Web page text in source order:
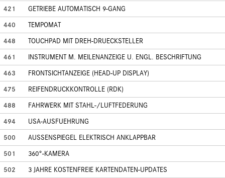
421
GETRIEBE AUTOMATISCH 9-GANG
440
TEMPOMAT
448
TOUCHPAD MIT DREH-DRUECKSTELLER
461
INSTRUMENT M. MEILENANZEIGE U. ENGL. BESCHRIFTUNG
463
FRONTSICHTANZEIGE (HEAD-UP DISPLAY)
475
REIFENDRUCKKONTROLLE (RDK)
488
FAHRWERK MIT STAHL-/LUFTFEDERUNG
494
USA-AUSFUEHRUNG
500
AUSSENSPIEGEL ELEKTRISCH ANKLAPPBAR
501
360°-KAMERA
502
3 JAHRE KOSTENFREIE KARTENDATEN-UPDATES